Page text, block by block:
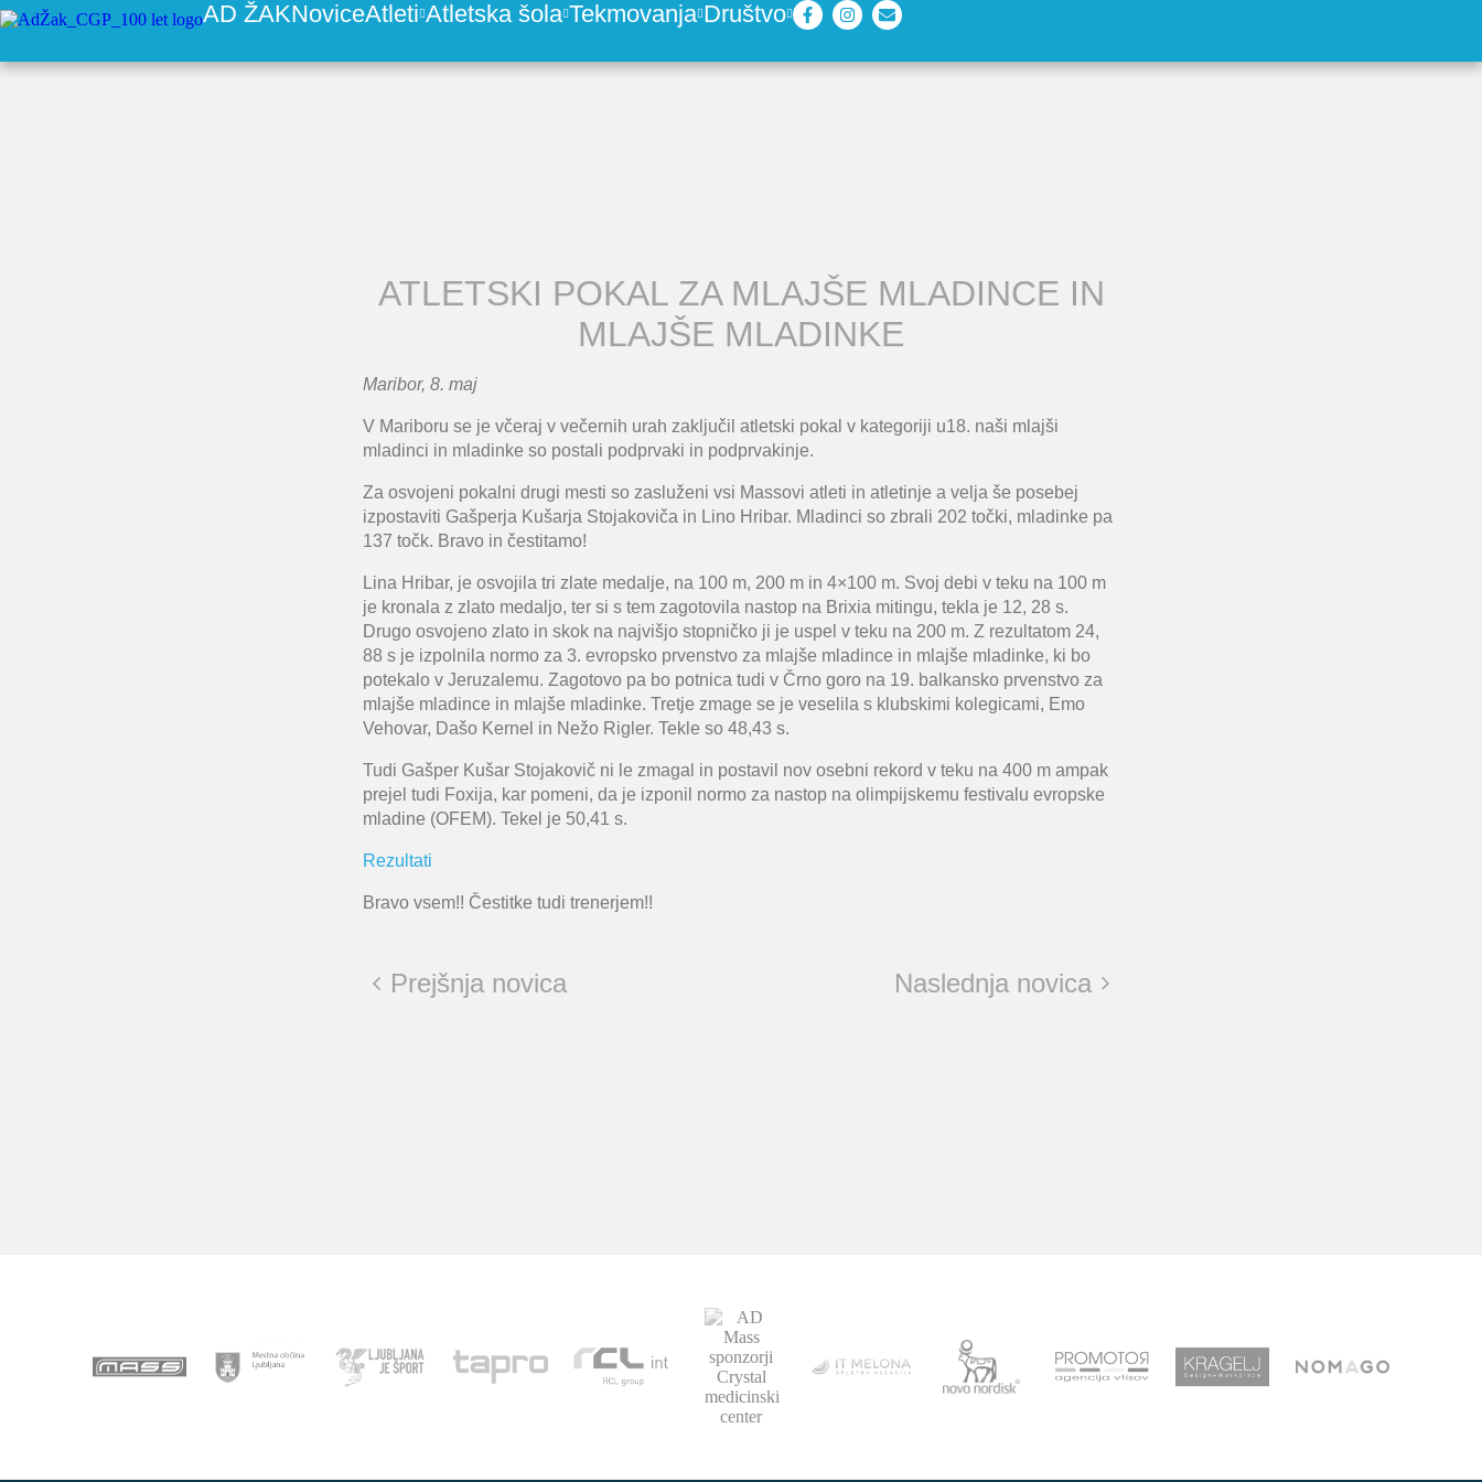
AD ŽAKNoviceAtleti Atletska šola Tekmovanja Društvo
ATLETSKI POKAL ZA MLAJŠE MLADINCE IN
MLAJŠE MLADINKE
Maribor, 8. maj
V Mariboru se je včeraj v večernih urah zaključil atletski pokal v kategoriji u18. naši mlajši
mladinci in mladinke so postali podprvaki in podprvakinje.
Za osvojeni pokalni drugi mesti so zasluženi vsi Massovi atleti in atletinje a velja še posebej
izpostaviti Gašperja Kušarja Stojakoviča in Lino Hribar. Mladinci so zbrali 202 točki, mladinke pa
137 točk. Bravo in čestitamo!
Lina Hribar, je osvojila tri zlate medalje, na 100 m, 200 m in 4×100 m. Svoj debi v teku na 100 m
je kronala z zlato medaljo, ter si s tem zagotovila nastop na Brixia mitingu, tekla je 12, 28 s.
Drugo osvojeno zlato in skok na najvišjo stopničko ji je uspel v teku na 200 m. Z rezultatom 24,
88 s je izpolnila normo za 3. evropsko prvenstvo za mlajše mladince in mlajše mladinke, ki bo
potekalo v Jeruzalemu. Zagotovo pa bo potnica tudi v Črno goro na 19. balkansko prvenstvo za
mlajše mladince in mlajše mladinke. Tretje zmage se je veselila s klubskimi kolegicami, Emo
Vehovar, Dašo Kernel in Nežo Rigler. Tekle so 48,43 s.
Tudi Gašper Kušar Stojakovič ni le zmagal in postavil nov osebni rekord v teku na 400 m ampak
prejel tudi Foxija, kar pomeni, da je izponil normo za nastop na olimpijskemu festivalu evropske
mladine (OFEM). Tekel je 50,41 s.
Rezultati
Bravo vsem!! Čestitke tudi trenerjem!!
Prejšnja novica Naslednja novica